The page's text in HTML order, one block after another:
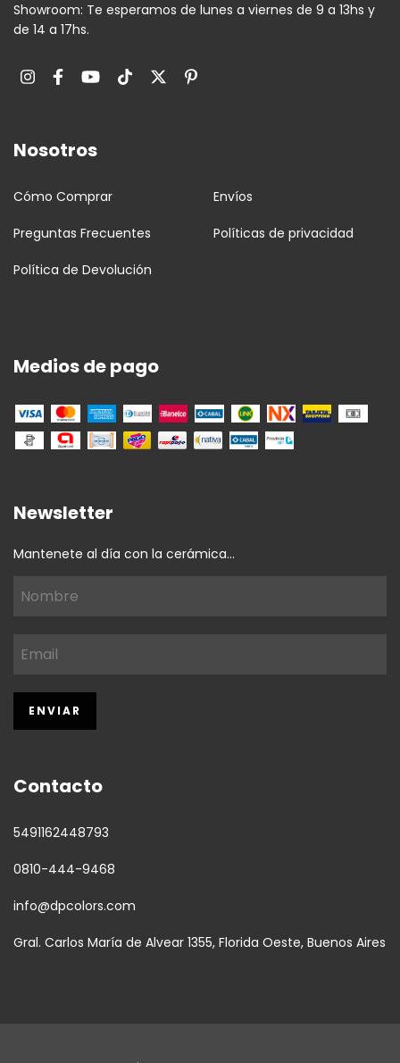
Showroom: Te esperamos de lunes a viernes de 9 a 13hs y
de 14 a 17hs.
Nosotros
Cómo Comprar Envíos
Preguntas Frecuentes Políticas de privacidad
Política de Devolución
Medios de pago
Newsletter
Mantenete al día con la cerámica...
Contacto
5491162448793
0810-444-9468
info@dpcolors.com
Gral. Carlos María de Alvear 1355, Florida Oeste, Buenos Aires